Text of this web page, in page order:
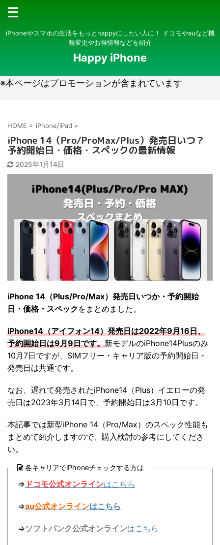
iPhoneやスマホの生活をもっとhappyにしたい人に！ ドコモやauなど機
種変更やお得情報などを紹介
Happy iPhone
※本ページはプロモーションが含まれています
HOME > iPhone/iPad >
iPhone 14（Pro/ProMax/Plus）発売日いつ？
予約開始日・価格・スペックの最新情報
2025年1月14日
iPhone 14（Plus/Pro/Max）発売日いつか・予約開始
日・価格・スペック をまとめました。
iPhone14（アイフォン14）発売日は2022年9月16日、
予約開始日は9月9日です。新モデルのiPhone14Plusのみ
10月7日ですが、SIMフリー・キャリア版の予約開始日・
発売日は共通です。
なお、遅れて発売されたiPhone14（Plus）イエローの発
売日は2023年3月14日で、予約開始日は3月10日です。
本記事では新型iPhone 14（Pro/Max）のスペック性能も
まとめて紹介しますので、購入検討の参考にしてくださ
い。
各キャリアでiPhoneチェックする方は
⇒ ドコモ公式オンラインはこちら
⇒au公式オンラインはこちら
⇒ソフトバンク公式オンラインはこちら